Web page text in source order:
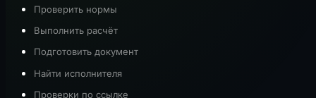
Проверить нормы
Выполнить расчёт
Подготовить документ
Найти исполнителя
Проверки по ссылке